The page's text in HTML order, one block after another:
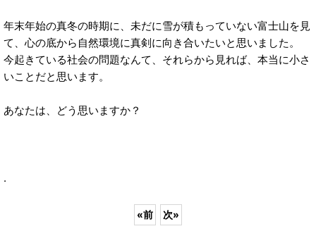
年末年始の真冬の時期に、未だに雪が積もっていない富士山を見
て、心の底から自然環境に真剣に向き合いたいと思いました。
今起きている社会の問題なんて、それらから見れば、本当に小さ
いことだと思います。
あなたは、どう思いますか？
.
«前 次»